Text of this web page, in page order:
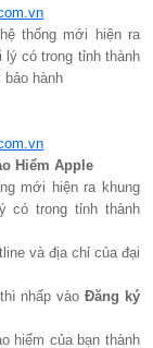
thống mới hiện ra
có trong tỉnh thành
hành
Hiểm Apple
mới hiện ra khung
có trong tỉnh thành
và địa chỉ của đại
nhấp vào Đăng ký
hiểm của bạn thành